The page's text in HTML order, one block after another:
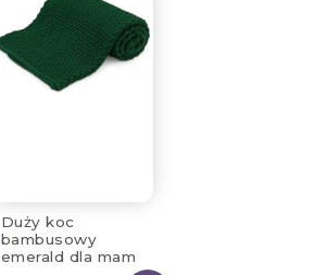
Duży koc
bambusowy
emerald dla mam